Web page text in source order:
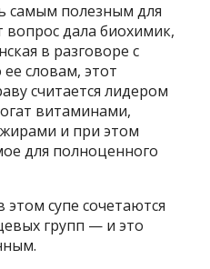
самым полезным для
вопрос дала биохимик,
в разговоре с
словам, этот
считается лидером
витаминами,
и при этом
для полноценного
этом супе сочетаются
групп — и это